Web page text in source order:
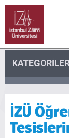
KATEGORİLER
İZÜ